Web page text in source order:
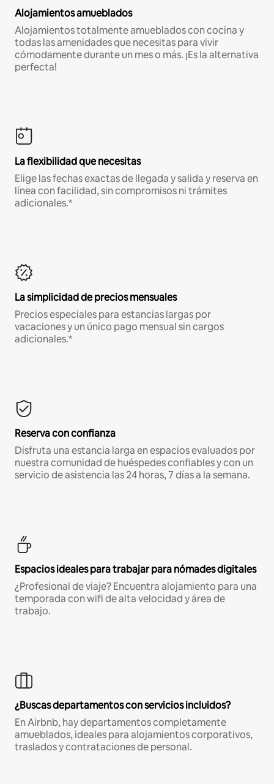
Alojamientos amueblados
Alojamientos totalmente amueblados con cocina y
todas las amenidades que necesitas para vivir
cómodamente durante un mes o más. ¡Es la alternativa
perfecta!
La flexibilidad que necesitas
Elige las fechas exactas de llegada y salida y reserva en
línea con facilidad, sin compromisos ni trámites
adicionales.*
La simplicidad de precios mensuales
Precios especiales para estancias largas por
vacaciones y un único pago mensual sin cargos
adicionales.*
Reserva con confianza
Disfruta una estancia larga en espacios evaluados por
nuestra comunidad de huéspedes confiables y con un
servicio de asistencia las 24 horas, 7 días a la semana.
Espacios ideales para trabajar para nómades digitales
¿Profesional de viaje? Encuentra alojamiento para una
temporada con wifi de alta velocidad y área de
trabajo.
¿Buscas departamentos con servicios incluidos?
En Airbnb, hay departamentos completamente
amueblados, ideales para alojamientos corporativos,
traslados y contrataciones de personal.